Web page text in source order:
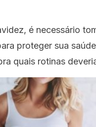
é necessário
proteger sua
quais rotinas